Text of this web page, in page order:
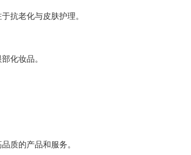
抗老化与皮肤护理。
化妆品。
质的产品和服务。